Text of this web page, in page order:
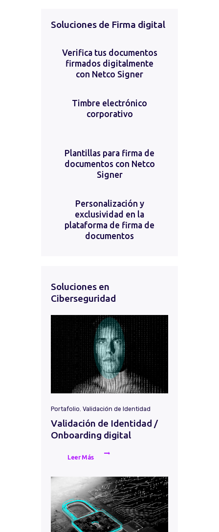
Soluciones de Firma digital
Verifica tus documentos
firmados digitalmente
con Netco Signer
Timbre electrónico
corporativo
Plantillas para firma de
documentos con Netco
Signer
Personalización y
exclusividad en la
plataforma de firma de
documentos
Soluciones en
Ciberseguridad
Portafolio, Validación de Identidad
Validación de Identidad /
Onboarding digital
Leer Más